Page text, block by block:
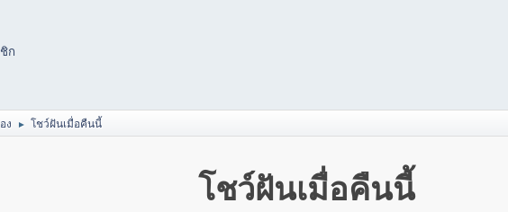
ก
ง ► โชว์ฝันเมื่อคืนนี้
โชว์ฝันเมื่อคืนนี้